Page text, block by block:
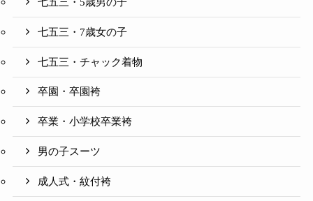
七五三・7歳女の子
七五三・チャック着物
卒園・卒園袴
卒業・小学校卒業袴
男の子スーツ
成人式・紋付袴